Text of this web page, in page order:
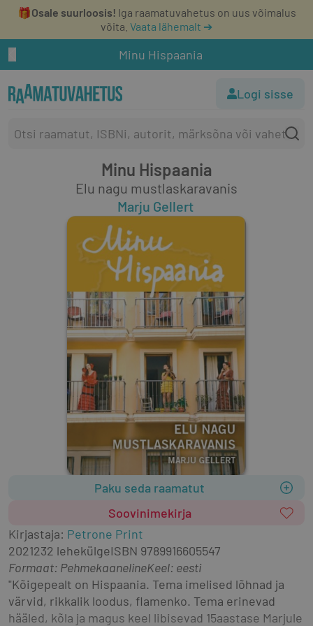
🎁Osale suurloosis! Iga raamatuvahetus on uus võimalus
võita. Vaata lähemalt ➔
Minu Hispaania
Logi sisse
Minu Hispaania
Elu nagu mustlaskaravanis
Marju Gellert
Paku seda raamatut
Soovinimekirja
Kirjastaja: Petrone Print
2021232 lehekülgeISBN 9789916605547
Formaat: PehmekaanelineKeel: eesti
"Kõigepealt on Hispaania. Tema imelised lõhnad ja
värvid, rikkalik loodus, flamenko. Tema erinevad
hääled, kõla ja magus keel libisevad 15aastase Marjule